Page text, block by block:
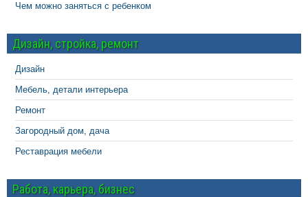
Чем можно заняться с ребенком
Дизайн, стройка, ремонт
Дизайн
Мебель, детали интерьера
Ремонт
Загородный дом, дача
Реставрация мебели
Работа, карьера, бизнес